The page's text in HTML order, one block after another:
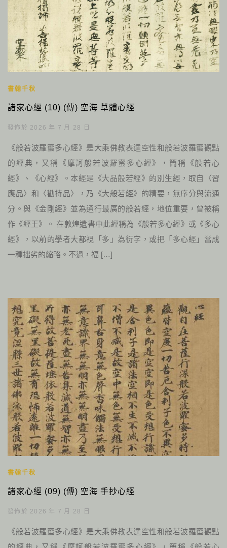
書翰千秋
諸家心經 (10) (傳) 空海 草體心經
發佈於 2026 年 7 月 28 日
《般若波羅蜜多心經》是大乘佛教表達空性和般若波羅蜜觀點
的經典，又稱《摩訶般若波羅蜜多心經》，簡稱《般若心
經》、《心經》。本經是《大品般若經》的別生經，取自〈習
應品〉和〈勸持品〉，乃《大般若經》的精要，無序分與流通
分。與《金剛經》並為通行最廣的般若經，地位重要，曾被稱
作《經王》。 在敦煌遺書中此經稱為《般若多心經》或《多心
經》，以前的學者大都視「多」為衍字，或把「多心經」當成
一種拙劣的縮略。不過，福 […]
書翰千秋
諸家心經 (09) (傳) 空海 手抄心經
發佈於 2026 年 7 月 28 日
《般若波羅蜜多心經》是大乘佛教表達空性和般若波羅蜜觀點